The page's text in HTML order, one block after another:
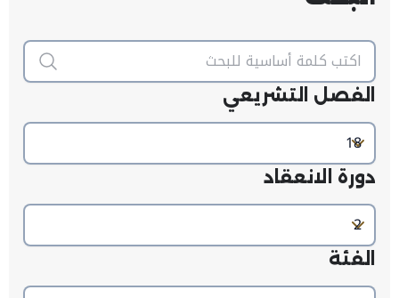
الفصل التشريعي
دورة الانعقاد
الفئة